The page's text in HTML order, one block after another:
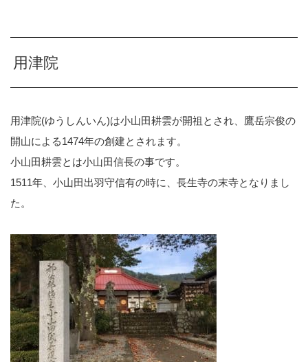
用津院
用津院(ゆうしんいん)は小山田耕雲が開祖とされ、鷹岳宗俊の
開山による1474年の創建とされます。
小山田耕雲とは小山田信長の事です。
1511年、小山田出羽守信有の時に、長生寺の末寺となりまし
た。